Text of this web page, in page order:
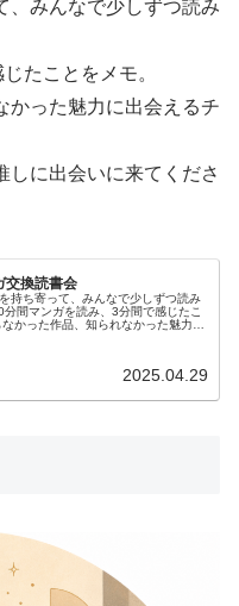
、みんなで少しずつ読み
たことをメモ。
かった魅力に出会えるチ
しに出会いに来てくださ
交換読書会
持ち寄って、みんなで少しずつ読み
間マンガを読み、3分間で感じたこ
かった作品、知られなかった魅力に
2025.04.29